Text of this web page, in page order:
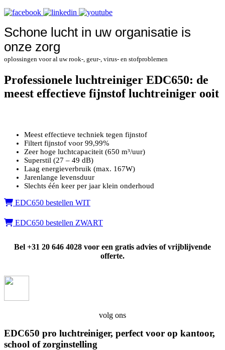
Schone lucht in uw organisatie is
onze zorg
oplossingen voor al uw rook-, geur-, virus- en stofproblemen
Professionele luchtreiniger EDC650: de
meest effectieve fijnstof luchtreiniger ooit
Meest effectieve techniek tegen fijnstof
Filtert fijnstof voor 99,99%
Zeer hoge luchtcapaciteit (650 m³/uur)
Superstil (27 – 49 dB)
Laag energieverbruik (max. 167W)
Jarenlange levensduur
Slechts één keer per jaar klein onderhoud
EDC650 bestellen WIT
EDC650 bestellen ZWART
Bel +31 20 646 4028 voor een gratis advies of vrijblijvende
offerte.
volg ons
EDC650 pro luchtreiniger, perfect voor op kantoor,
school of zorginstelling